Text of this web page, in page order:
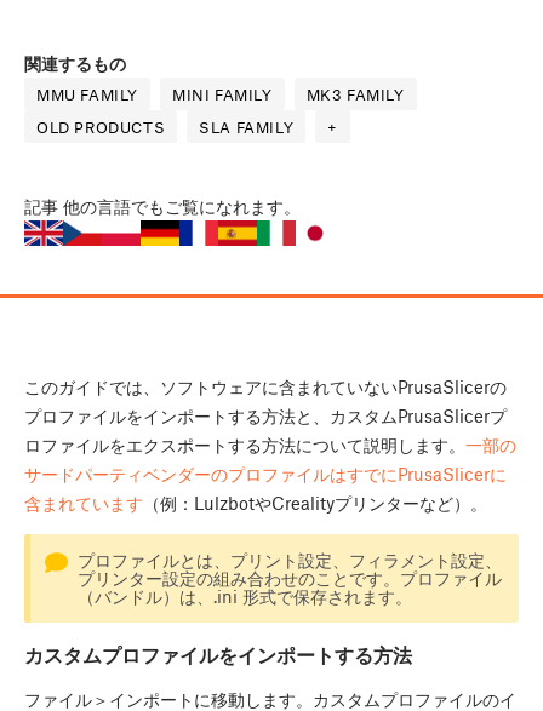
関連するもの
MMU FAMILY MINI FAMILY
MK3 FAMILY
OLD PRODUCTS
SLA FAMILY +
記事 他の言語でもご覧になれます。
このガイドでは、ソフトウェアに含まれていないPrusaSlicerの
プロファイルをインポートする方法と、カスタムPrusaSlicerプ
ロファイルをエクスポートする方法について説明します。 一部の
サードパーティベンダーのプロファイルはすでにPrusaSlicerに
含まれています （例：LulzbotやCrealityプリンターなど）。
プロファイルとは、プリント設定、フィラメント設定、
プリンター設定の組み合わせのことです。プロファイル
（バンドル）は、.ini 形式で保存されます。
カスタムプロファイルをインポートする方法
ファイル＞インポートに移動します。カスタムプロファイルのイ